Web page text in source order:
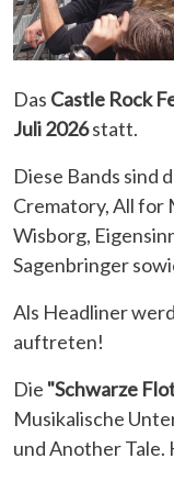
Das Castle Rock
Juli 2026statt.
Diese Bands sind
Crematory, All for
Wisborg,
Sagenbringer
Als Headliner
auftreten!
Die "Schwarze
Musikalische
und Another Tale.